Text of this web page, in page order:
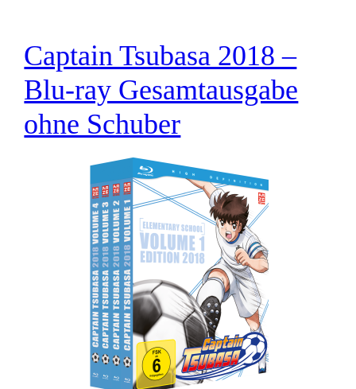
Captain Tsubasa 2018 –
Blu-ray Gesamtausgabe
ohne Schuber